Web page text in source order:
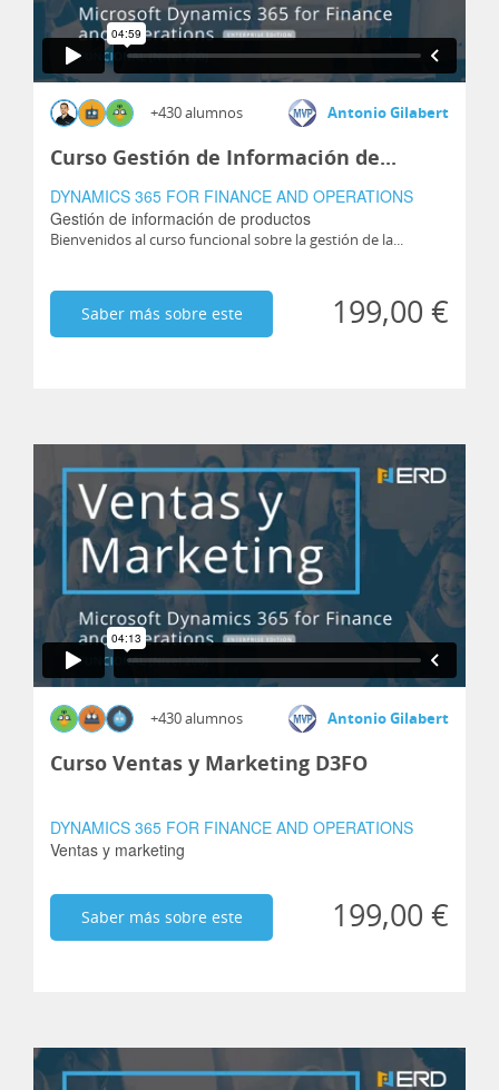
+430 alumnos Antonio Gilabert
Curso Gestión de Información de...
DYNAMICS 365 FOR FINANCE AND OPERATIONS
Gestión de información de productos
Bienvenidos al curso funcional sobre la gestión de la...
Saber más sobre este 199,00 €
+430 alumnos Antonio Gilabert
Curso Ventas y Marketing D3FO
DYNAMICS 365 FOR FINANCE AND OPERATIONS
Ventas y marketing
Saber más sobre este 199,00 €